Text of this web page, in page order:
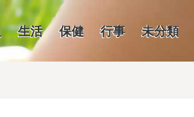
生活 保健 行事 未分類